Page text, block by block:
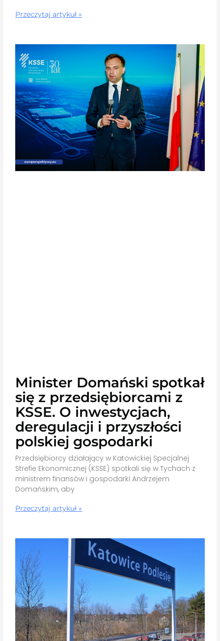
Przeczytaj artykuł »
Minister Domański spotkał
się z przedsiębiorcami z
KSSE. O inwestycjach,
deregulacji i przyszłości
polskiej gospodarki
Przedsiębiorcy działający w Katowickiej Specjalnej
Strefie Ekonomicznej (KSSE) spotkali się w Tychach z
ministrem finansów i gospodarki Andrzejem
Domańskim, aby
Przeczytaj artykuł »